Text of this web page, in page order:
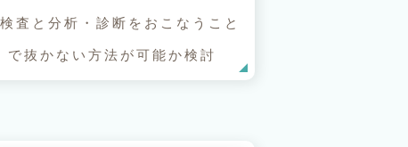
査と分析・診断をおこなうこと
で抜かない方法が可能か検討